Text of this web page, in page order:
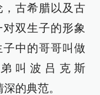
古希腊以及古
双生子的形象
中的哥哥叫做
叫波吕克斯
的典范。